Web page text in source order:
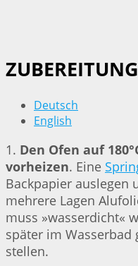
Deutsch
English
1. Den Ofen auf
vorheizen. Eine
Backpapier auslegen
mehrere Lagen
muss »wasserdicht«
später im Wasserbad
stellen.